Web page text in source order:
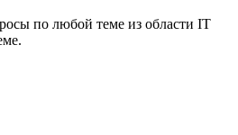
по любой теме из области IT